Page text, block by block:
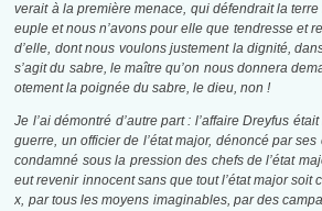
verait à la première menace, qui défendrait la
euple et nous n’avons pour elle que tendresse et
d’elle, dont nous voulons justement la dignité,
s’agit du sabre, le maître qu’on nous donnera
otement la poignée du sabre, le dieu, non !
Je l’ai démontré d’autre part : l’affaire Dreyfus
guerre, un officier de l’état major, dénoncé par ses
condamné sous la pression des chefs de l’état
eut revenir innocent sans que tout l’état major soit
x, par tous les moyens imaginables, par des